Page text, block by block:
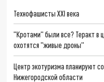
Технофашисты XXI века
"Кротами" были все? Теракт в
охотятся "живые дроны"
Центр экотуризма планируют
Нижегородской области